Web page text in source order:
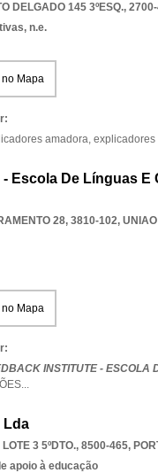
DELGADO 145 3ºESQ.,
n.e.
no Mapa
amadora, explicadores
Escola De Línguas
28, 3810-102,
no Mapa
INSTITUTE - ESCOLA
...
Lda
3 5ºDTO., 8500-465,
apoio à educação